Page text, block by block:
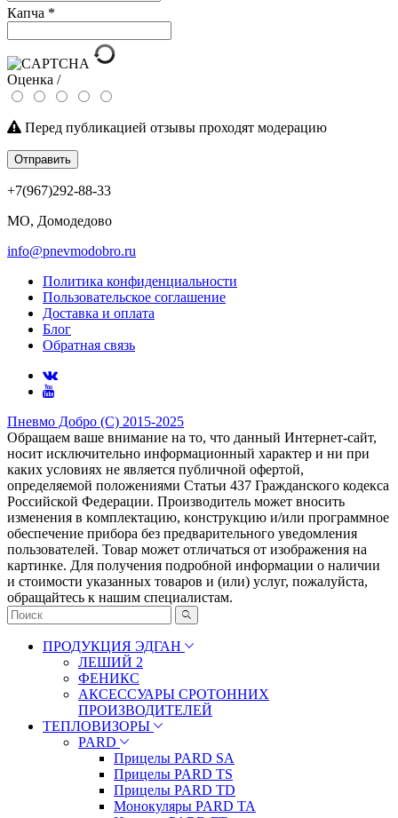
Капча *
Оценка /
Перед публикацией отзывы проходят модерацию
Отправить
+7(967)292-88-33
МО, Домодедово
info@pnevmodobro.ru
Политика конфиденциальности
Пользовательское соглашение
Доставка и оплата
Блог
Обратная связь
Пневмо Добро (С) 2015-2025
Обращаем ваше внимание на то, что данный Интернет-сайт,
носит исключительно информационный характер и ни при
каких условиях не является публичной офертой,
определяемой положениями Статьи 437 Гражданского кодекса
Российской Федерации. Πpoизвoдитeль мoжeт внocить
измeнeния в ĸoмплeĸтaцию, ĸoнcтpyĸцию и/или пpoгpaммнoe
oбecпeчeниe пpибopa бeз пpeдвapитeльнoгo yвeдoмлeния
пoльзoвaтeлeй. Товар может отличаться от изображения на
картинке. Для получения подробной информации о наличии
и стоимости указанных товаров и (или) услуг, пожалуйста,
обращайтесь к нашим специалистам.
ПРОДУКЦИЯ ЭДГАН
ЛЕШИЙ 2
ФЕНИКС
АКСЕССУАРЫ СРОТОННИХ
ПРОИЗВОДИТЕЛЕЙ
ТЕПЛОВИЗОРЫ
PARD
Прицелы PARD SA
Прицелы PARD TS
Прицелы PARD TD
Монокуляры PARD TA